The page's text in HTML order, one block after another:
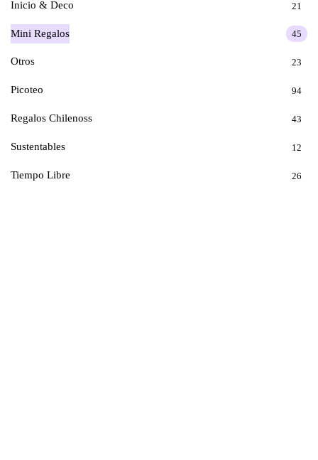
Inicio & Deco 21
Mini Regalos 45
Otros 23
Picoteo 94
Regalos Chilenoss 43
Sustentables 12
Tiempo Libre 26